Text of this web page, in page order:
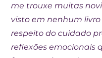
me trouxe muitas
visto em nenhum
respeito do cuidado
reflexões emocionais